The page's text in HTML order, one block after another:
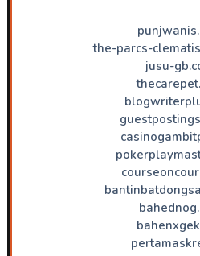
the-parcs-
jusu-